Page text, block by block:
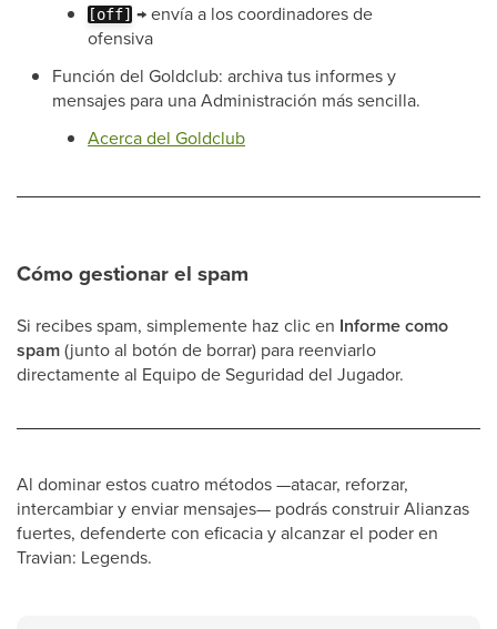
[off] → envía a los coordinadores de
ofensiva
Función del Goldclub: archiva tus informes y
mensajes para una Administración más sencilla.
Acerca del Goldclub
Cómo gestionar el spam
Si recibes spam, simplemente haz clic en Informe como
spam(junto al botón de borrar) para reenviarlo
directamente al Equipo de Seguridad del Jugador.
Al dominar estos cuatro métodos —atacar, reforzar,
intercambiar y enviar mensajes— podrás construir Alianzas
fuertes, defenderte con eficacia y alcanzar el poder en
Travian: Legends.